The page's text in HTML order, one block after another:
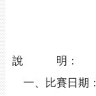
說 明：
一、比賽日期